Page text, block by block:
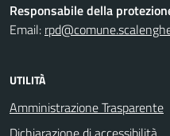
Responsabile della
Email:
UTILITÀ
Amministrazione Trasparente